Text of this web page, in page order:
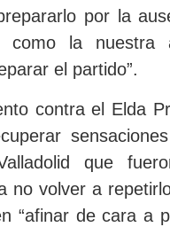
por la
como la
el partido”.
contra el Elda
que
no volver a
“afinar de cara a